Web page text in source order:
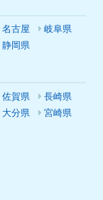
名古屋
岐阜県
静岡県
佐賀県
長崎県
大分県
宮崎県